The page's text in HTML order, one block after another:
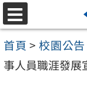
跳
至
主
要
選
單
首頁 > 校園公告
事人員職涯發展